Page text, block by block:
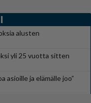
alusten
yli 25 vuotta sitten
asioille ja elämälle joo”